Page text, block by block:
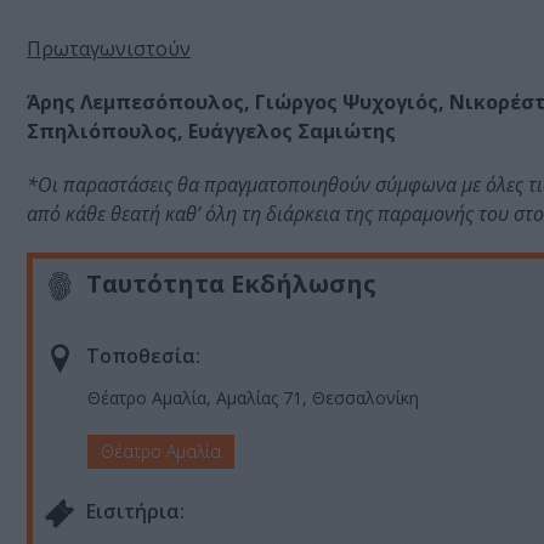
Πρωταγωνιστούν
Άρης Λεμπεσόπουλος, Γιώργος Ψυχογιός,
Σπηλιόπουλος, Ευάγγελος Σαμιώτης
*Οι παραστάσεις θα πραγματοποιηθούν σύμφωνα με όλες
από κάθε θεατή καθ’ όλη τη διάρκεια της παραμονής του
Ταυτότητα Εκδήλωσης
Τοποθεσία:
Θέατρο Αμαλία, Αμαλίας 71, Θεσσαλονίκη
Θέατρο Αμαλία
Eισιτήρια: